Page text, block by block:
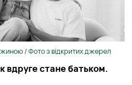
/ Фото з відкритих джерел
вдруге стане батьком.